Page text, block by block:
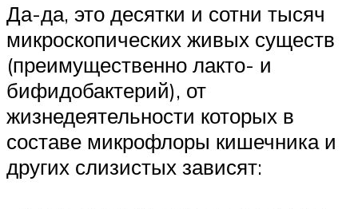
Да-да, это десятки и сотни тысяч
микроскопических живых существ
(преимущественно лакто- и
бифидобактерий), от
жизнедеятельности которых в
составе микрофлоры кишечника и
других слизистых зависят: